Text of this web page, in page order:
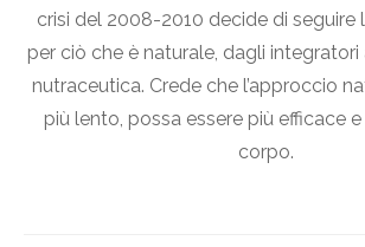
crisi del 2008-2010 decide di seguire
per ciò che è naturale, dagli
nutraceutica. Crede che l’approccio
più lento, possa essere più efficace
corpo.